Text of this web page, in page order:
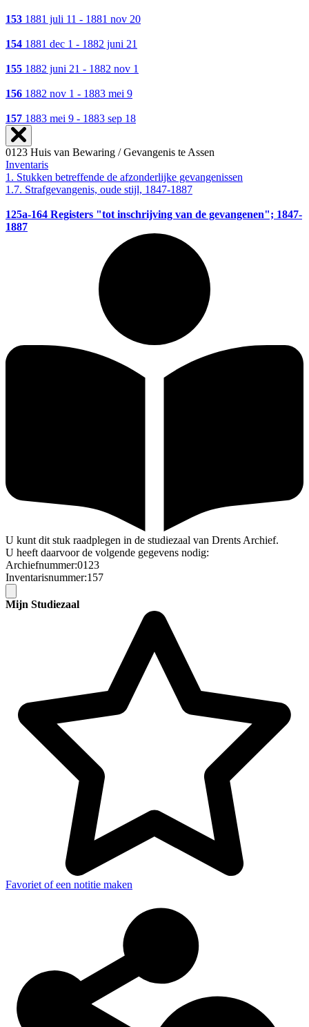
153 1881 juli 11 - 1881 nov 20
154 1881 dec 1 - 1882 juni 21
155 1882 juni 21 - 1882 nov 1
156 1882 nov 1 - 1883 mei 9
157 1883 mei 9 - 1883 sep 18
0123 Huis van Bewaring / Gevangenis te Assen
Inventaris
1. Stukken betreffende de afzonderlijke gevangenissen
1.7. Strafgevangenis, oude stijl, 1847-1887
125a-164 Registers "tot inschrijving van de gevangenen"; 1847-
1887
U kunt dit stuk raadplegen in de studiezaal van Drents Archief.
U heeft daarvoor de volgende gegevens nodig:
Archiefnummer:0123
Inventarisnummer:157
Mijn Studiezaal
Favoriet of een notitie maken